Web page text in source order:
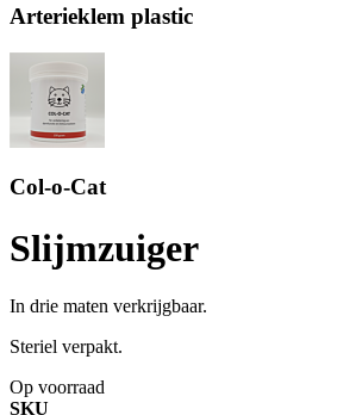
Arterieklem plastic
Col-o-Cat
Slijmzuiger
In drie maten verkrijgbaar.
Steriel verpakt.
Op voorraad
SKU